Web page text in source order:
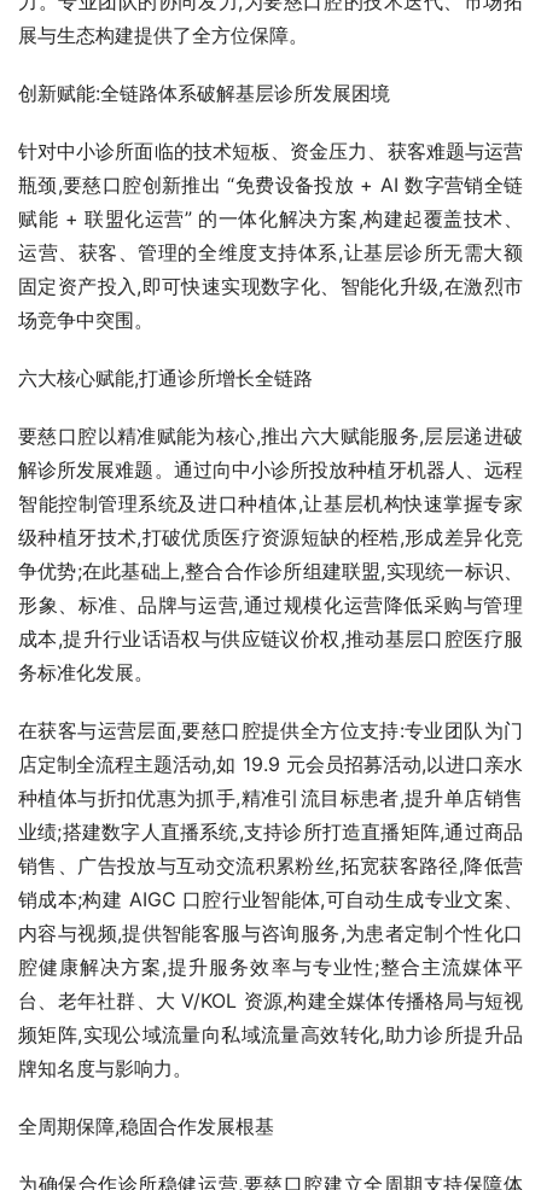
展与生态构建提供了全方位保障。
创新赋能:全链路体系破解基层诊所发展困境
针对中小诊所面临的技术短板、资金压力、获客难题与运营
瓶颈,要慈口腔创新推出 “免费设备投放 + AI 数字营销全链
赋能 + 联盟化运营” 的一体化解决方案,构建起覆盖技术、
运营、获客、管理的全维度支持体系,让基层诊所无需大额
固定资产投入,即可快速实现数字化、智能化升级,在激烈市
场竞争中突围。
六大核心赋能,打通诊所增长全链路
要慈口腔以精准赋能为核心,推出六大赋能服务,层层递进破
解诊所发展难题。通过向中小诊所投放种植牙机器人、远程
智能控制管理系统及进口种植体,让基层机构快速掌握专家
级种植牙技术,打破优质医疗资源短缺的桎梏,形成差异化竞
争优势;在此基础上,整合合作诊所组建联盟,实现统一标识、
形象、标准、品牌与运营,通过规模化运营降低采购与管理
成本,提升行业话语权与供应链议价权,推动基层口腔医疗服
务标准化发展。
在获客与运营层面,要慈口腔提供全方位支持:专业团队为门
店定制全流程主题活动,如 19.9 元会员招募活动,以进口亲水
种植体与折扣优惠为抓手,精准引流目标患者,提升单店销售
业绩;搭建数字人直播系统,支持诊所打造直播矩阵,通过商品
销售、广告投放与互动交流积累粉丝,拓宽获客路径,降低营
销成本;构建 AIGC 口腔行业智能体,可自动生成专业文案、
内容与视频,提供智能客服与咨询服务,为患者定制个性化口
腔健康解决方案,提升服务效率与专业性;整合主流媒体平
台、老年社群、大 V/KOL 资源,构建全媒体传播格局与短视
频矩阵,实现公域流量向私域流量高效转化,助力诊所提升品
牌知名度与影响力。
全周期保障,稳固合作发展根基
为确保合作诊所稳健运营,要慈口腔建立全周期支持保障体